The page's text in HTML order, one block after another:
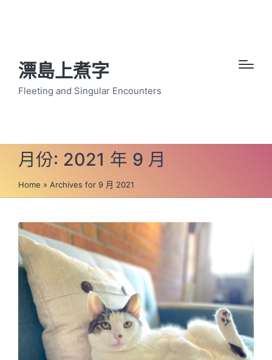
漂島上煮字
Fleeting and Singular Encounters
月份: 2021 年 9 月
Home » Archives for 9 月 2021